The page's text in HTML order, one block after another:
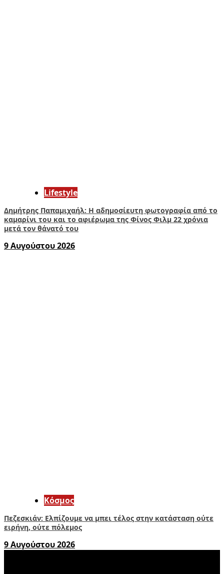
Lifestyle
Δημήτρης Παπαμιχαήλ: Η αδημοσίευτη φωτογραφία από το
καμαρίνι του και το αφιέρωμα της Φίνος Φιλμ 22 χρόνια
μετά τον θάνατό του
9 Αυγούστου 2026
Κόσμος
Πεζεσκιάν: Ελπίζουμε να μπει τέλος στην κατάσταση ούτε
ειρήνη, ούτε πόλεμος
9 Αυγούστου 2026